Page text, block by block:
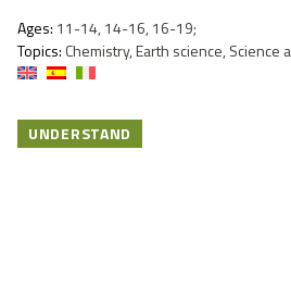
Ages: 11-14, 14-16, 16-19;
Topics: Chemistry, Earth science, Science
UNDERSTAND